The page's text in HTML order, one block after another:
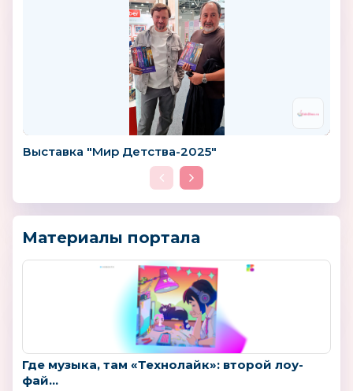
Выставка "Мир Детства-2025"
Материалы портала
Где музыка, там «Технолайк»: второй лоу-
фай...